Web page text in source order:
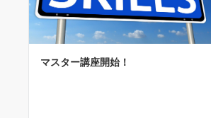
マスター講座開始！